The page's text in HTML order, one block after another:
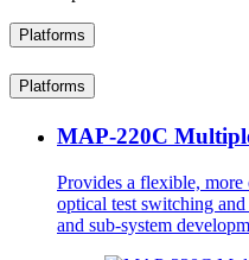
Platforms
Platforms
MAP-220C
Provides a flexible,
optical test switching
and sub-system